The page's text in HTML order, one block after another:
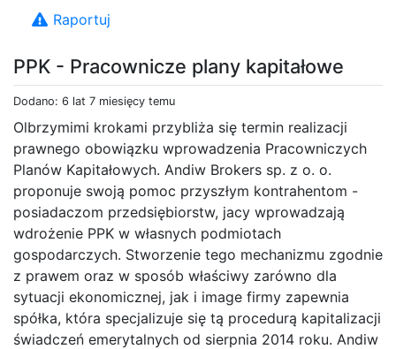
PPK - Pracownicze plany kapitałowe
Dodano: 6 lat 7 miesięcy temu
Olbrzymimi krokami przybliża się termin realizacji
prawnego obowiązku wprowadzenia Pracowniczych
Planów Kapitałowych. Andiw Brokers sp. z o. o.
proponuje swoją pomoc przyszłym kontrahentom -
posiadaczom przedsiębiorstw, jacy wprowadzają
wdrożenie PPK w własnych podmiotach
gospodarczych. Stworzenie tego mechanizmu zgodnie
z prawem oraz w sposób właściwy zarówno dla
sytuacji ekonomicznej, jak i image firmy zapewnia
spółka, która specjalizuje się tą procedurą kapitalizacji
świadczeń emerytalnych od sierpnia 2014 roku. Andiw
Raportuj